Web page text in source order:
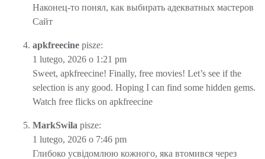
Наконец-то понял, как выбирать адекватных мастеров
Сайт
apkfreecine pisze:
1 lutego, 2026 o 1:21 pm
Sweet, apkfreecine! Finally, free movies! Let’s see if the
selection is any good. Hoping I can find some hidden gems.
Watch free flicks on apkfreecine
MarkSwila pisze:
1 lutego, 2026 o 7:46 pm
Глибоко усвідомлюю кожного, яка втомився через